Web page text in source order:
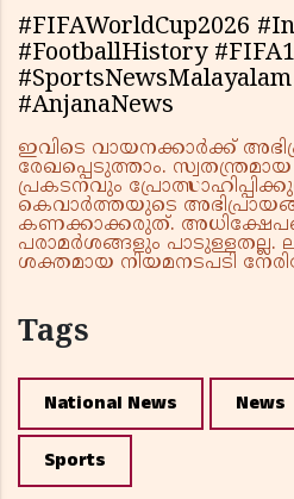
#FIFAWorldCup2026
#FootballHistory
#AnjanaNews
ഇവിടെ വായനക്കാർക്ക്
രേഖപ്പെടുത്താം.
പ്രകടനവും
കെവാർത്തയുടെ
കണക്കാക്കരുത്.
പരാമർശങ്ങളും പാടുള്ളതല്ല.
ശക്തമായ നിയമനടപടി
Tags
National News News
Sports